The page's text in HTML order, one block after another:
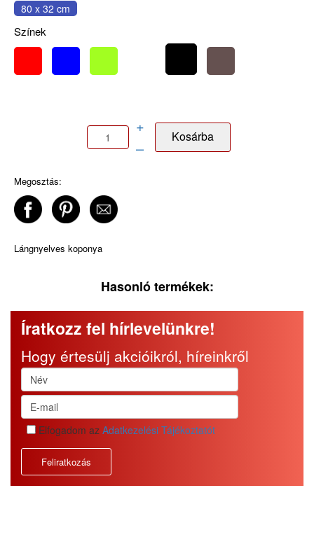
80 x 32 cm
Színek
+
–
Megosztás:
Lángnyelves koponya
Hasonló termékek:
Íratkozz fel hírlevelünkre!
Hogy értesülj akcióikról, híreinkről
Elfogadom az Adatkezelési Tájékoztatót